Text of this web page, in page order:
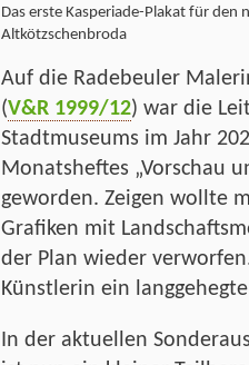
Das erste Kasperiade-Plakat für den
Altkötzschenbroda
Auf die Radebeuler
(V&R 1999/12) war die
Stadtmuseums im Jahr
Monatsheftes „Vorschau
geworden. Zeigen wollte
Grafiken mit
der Plan wieder
Künstlerin ein
In der aktuellen